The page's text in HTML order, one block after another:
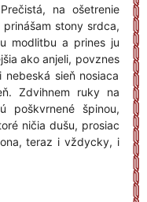
na ošetrenie
stony srdca,
modlitbu a prines ju
ako anjeli, povznes
sieň nosiaca
Zdvihnem ruky na
špinou,
ničia dušu, prosiac
teraz i vždycky, i